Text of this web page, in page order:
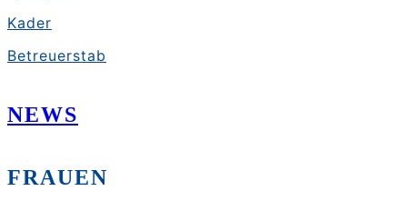
Kader
Betreuerstab
NEWS
FRAUEN